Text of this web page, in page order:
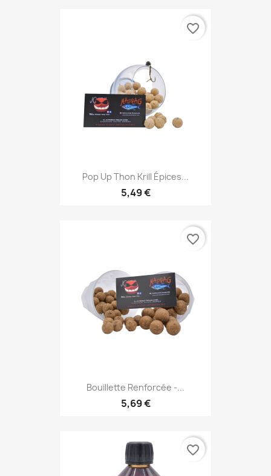
Pop Up Thon Krill Épices...
5,49 €
favorite_border
Bouillette Renforcée -...
5,69 €
favorite_border
favorite_border